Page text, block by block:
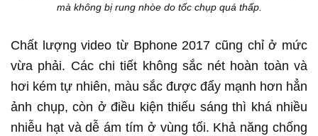
mà không bị rung nhòe do tốc chụp quá thấp.
Chất lượng video từ Bphone 2017 cũng chỉ ở mức
vừa phải. Các chi tiết không sắc nét hoàn toàn và
hơi kém tự nhiên, màu sắc được đẩy mạnh hơn hẳn
ảnh chụp, còn ở điều kiện thiếu sáng thì khá nhiều
nhiễu hạt và dễ ám tím ở vùng tối. Khả năng chống